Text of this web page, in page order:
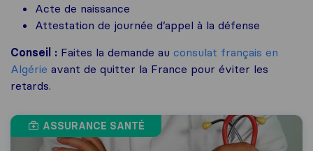
Acte de naissance
Attestation de journée d’appel à la défense
Conseil : Faites la demande au consulat français en
Algérie avant de quitter la France pour éviter les
retards.
ASSURANCE SANTÉ